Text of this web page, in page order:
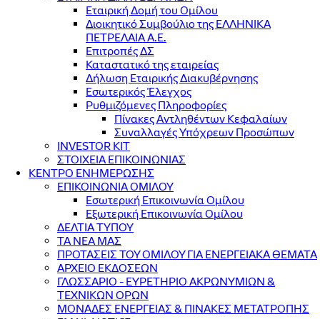
Εταιρική Δομή του Ομίλου
Διοικητικό Συμβούλιο της ΕΛΛΗΝΙΚΑ
ΠΕΤΡΕΛΑΙΑ Α.Ε.
Επιτροπές ΔΣ
Καταστατικό της εταιρείας
Δήλωση Εταιρικής Διακυβέρνησης
Εσωτερικός Έλεγχος
Ρυθμιζόμενες Πληροφορίες
Πίνακες Αντληθέντων Κεφαλαίων
Συναλλαγές Υπόχρεων Προσώπων
INVESTOR KIT
ΣΤΟΙΧΕΙΑ ΕΠΙΚΟΙΝΩΝΙΑΣ
ΚΕΝΤΡΟ ΕΝΗΜΕΡΩΣΗΣ
ΕΠΙΚΟΙΝΩΝΙΑ ΟΜΙΛΟΥ
Εσωτερική Επικοινωνία Ομίλου
Εξωτερική Επικοινωνία Ομίλου
ΔΕΛΤΙΑ ΤΥΠΟΥ
ΤΑ ΝΕΑ ΜΑΣ
ΠΡΟΤΑΣΕΙΣ ΤΟΥ ΟΜΙΛΟΥ ΓΙΑ ΕΝΕΡΓΕΙΑΚΑ ΘΕΜΑΤΑ
ΑΡΧΕΙΟ ΕΚΔΟΣΕΩΝ
ΓΛΩΣΣΑΡΙΟ - ΕΥΡΕΤΗΡΙΟ ΑΚΡΩΝΥΜΙΩΝ &
ΤΕΧΝΙΚΩΝ ΟΡΩΝ
ΜΟΝΑΔΕΣ ΕΝΕΡΓΕΙΑΣ & ΠΙΝΑΚΕΣ ΜΕΤΑΤΡΟΠΗΣ